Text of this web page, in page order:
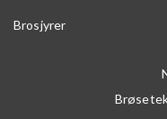
Brosjyrer